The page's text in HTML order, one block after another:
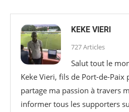
KEKE VIERI
727 Articles
Salut tout le
Keke Vieri, fils de Port-de-
partage ma passion à travers
informer tous les supporters